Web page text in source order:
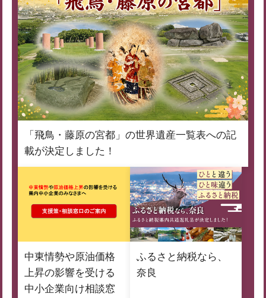
「飛鳥・藤原の宮都」の世界遺産一覧表への記
載が決定しました！
中東情勢や原油価格
上昇の影響を受ける
中小企業向け相談窓
ふるさと納税なら、
奈良